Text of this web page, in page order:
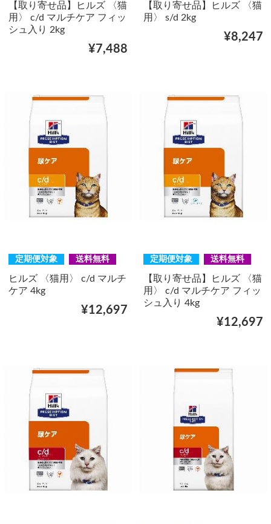
【取り寄せ品】ヒルズ 〈猫
用〉 c/d マルチケア フィッ
シュ入り 2kg
¥7,488
【取り寄せ品】ヒルズ 〈猫
用〉 s/d 2kg
¥8,247
定期便対象 送料無料
ヒルズ 〈猫用〉 c/d マルチ
ケア 4kg
¥12,697
定期便対象 送料無料
【取り寄せ品】ヒルズ 〈猫
用〉 c/d マルチケア フィッ
シュ入り 4kg
¥12,697